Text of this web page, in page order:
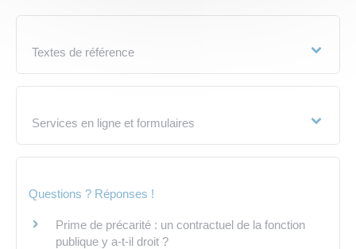
Textes de référence
Services en ligne et formulaires
Questions ? Réponses !
Prime de précarité : un contractuel de la fonction
publique y a-t-il droit ?